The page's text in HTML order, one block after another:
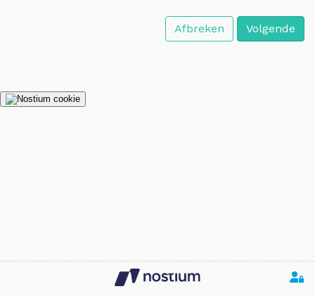
Afbreken Volgende